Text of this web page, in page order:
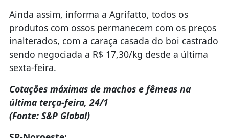
Ainda assim, informa a Agrifatto, todos os
produtos com ossos permanecem com os preços
inalterados, com a caraça casada do boi castrado
sendo negociada a R$ 17,30/kg desde a última
sexta-feira.
Cotações máximas de machos e fêmeas na
última terça-feira, 24/1
(Fonte: S&P Global)